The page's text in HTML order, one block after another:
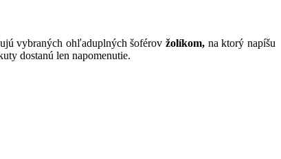
vybraných ohľaduplných šoférovžolíkom, na ktorý napíšu
dostanú len napomenutie.